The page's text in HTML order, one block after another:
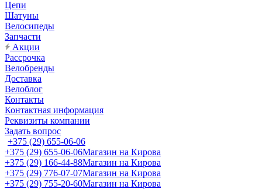
Цепи
Шатуны
Велосипеды
Запчасти
Акции
Рассрочка
Велобренды
Доставка
Велоблог
Контакты
Контактная информация
Реквизиты компании
Задать вопрос
+375 (29) 655-06-06
+375 (29) 655-06-06Магазин на Кирова
+375 (29) 166-44-88Магазин на Кирова
+375 (29) 776-07-07Магазин на Кирова
+375 (29) 755-20-60Магазин на Кирова